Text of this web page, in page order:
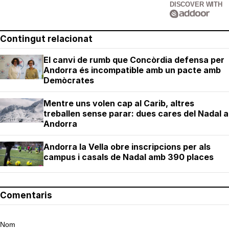
DISCOVER WITH
Contingut relacionat
El canvi de rumb que Concòrdia defensa per
Andorra és incompatible amb un pacte amb
Demòcrates
Mentre uns volen cap al Carib, altres
treballen sense parar: dues cares del Nadal a
Andorra
Andorra la Vella obre inscripcions per als
campus i casals de Nadal amb 390 places
Comentaris
Nom